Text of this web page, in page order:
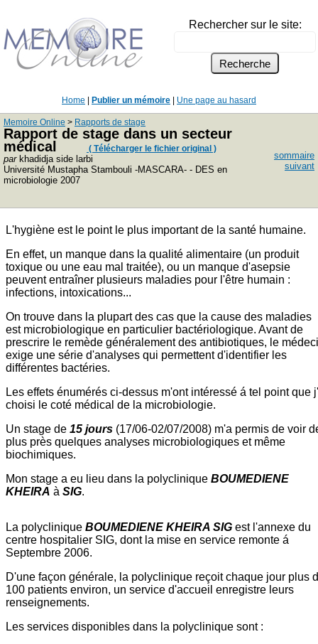
Rechercher sur le site:
Home Publier un mémoire Une page au hasard
Memoire Online > Rapports de stage
Rapport de stage dans un secteur
médical
( Télécharger le fichier original )
parkhadidja side larbi
Université Mustapha Stambouli -MASCARA- - DES en
microbiologie 2007
sommaire
suivant
L'hygiène est le point le plus important de la santé humaine.
En effet, un manque dans la qualité alimentaire (un produit
toxique ou une eau mal traitée), ou un manque d'asepsie
peuvent entraîner plusieurs maladies pour l'être humain :
infections, intoxications...
On trouve dans la plupart des cas que la cause des maladies
est microbiologique en particulier bactériologique. Avant de
prescrire le remède généralement des antibiotiques, le
exige une série d'analyses qui permettent d'identifier les
différentes bactéries.
Les effets énumérés ci-dessus m'ont intéressé á tel point que
choisi le coté médical de la microbiologie.
Un stage de 15 jours (17/06-02/07/2008) m'a permis de voir
plus près quelques analyses microbiologiques et même
biochimiques.
Mon stage a eu lieu dans la polyclinique BOUMEDIENE
KHEIRA à SIG.
La polyclinique BOUMEDIENE KHEIRA SIG est l'annexe du
centre hospitalier SIG, dont la mise en service remonte á
Septembre 2006.
D'une façon générale, la polyclinique reçoit chaque jour plus
100 patients environ, un service d'accueil enregistre leurs
renseignements.
Les services disponibles dans la polyclinique sont :